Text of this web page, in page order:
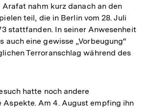
Arafat nahm kurz danach an den
teil, die in Berlin vom 28. Juli
stattfanden. In seiner Anwesenheit
auch eine gewisse „Vorbeugung“
Terroranschlag während des
hatte noch andere
Aspekte. Am 4. August empfing ihn